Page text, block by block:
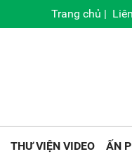
Trang chủ |
THƯ VIỆN VIDEO ẤN